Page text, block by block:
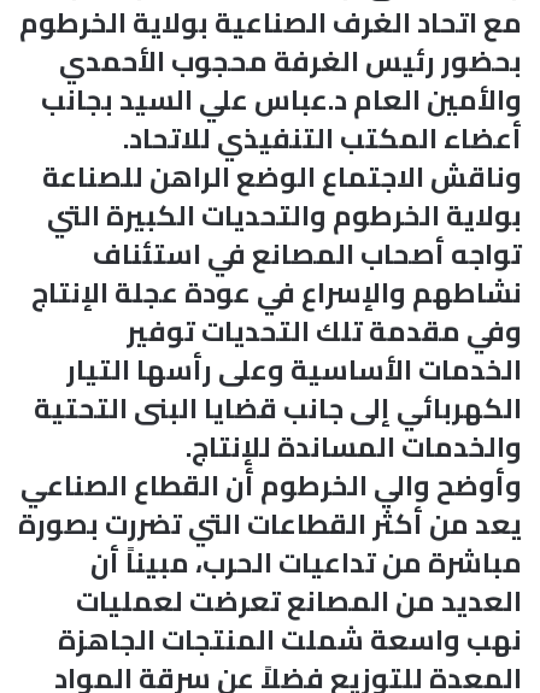
مع اتحاد الغرف الصناعية بولاية الخرطوم
بحضور رئيس الغرفة محجوب الأحمدي
والأمين العام د.عباس علي السيد بجانب
أعضاء المكتب التنفيذي للاتحاد.
وناقش الاجتماع الوضع الراهن للصناعة
بولاية الخرطوم والتحديات الكبيرة التي
تواجه أصحاب المصانع في استئناف
نشاطهم والإسراع في عودة عجلة الإنتاج
وفي مقدمة تلك التحديات توفير
الخدمات الأساسية وعلى رأسها التيار
الكهربائي إلى جانب قضايا البنى التحتية
والخدمات المساندة للإنتاج.
وأوضح والي الخرطوم أن القطاع الصناعي
يعد من أكثر القطاعات التي تضررت بصورة
مباشرة من تداعيات الحرب، مبيناً أن
العديد من المصانع تعرضت لعمليات
نهب واسعة شملت المنتجات الجاهزة
المعدة للتوزيع فضلاً عن سرقة المواد